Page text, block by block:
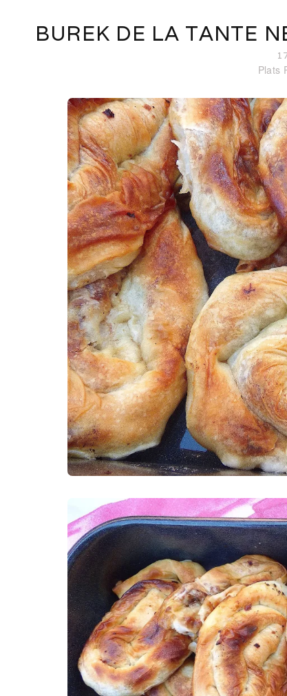
BUREK DE LA TANTE
Plats